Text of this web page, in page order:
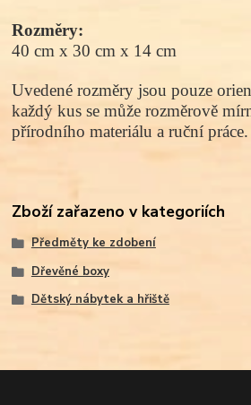
Rozměry:
40 cm x 30 cm x 14 cm
Uvedené rozměry jsou pouze
každý kus se může rozměrově
přírodního materiálu a ruční práce.
Zboží zařazeno v kategoriích
Předměty ke zdobení
Dřevěné boxy
Dětský nábytek a hřiště